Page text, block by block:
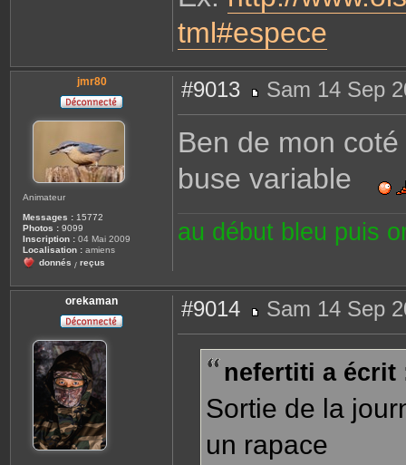
tml#espece
jmr80
Animateur
Messages : 15772
Photos : 9099
Inscription : 04 Mai 2009
Localisation : amiens
donnés / reçus
#9013
e
a
Sam 14 Sep
Ben de mon
buse variable
au début bleu puis
orekaman #9014
e
a
g
Sam 14 Sep
nefertiti a écrit
Sortie de la
un rapace